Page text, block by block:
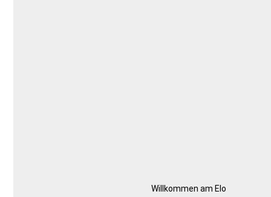
Willkommen am Elo